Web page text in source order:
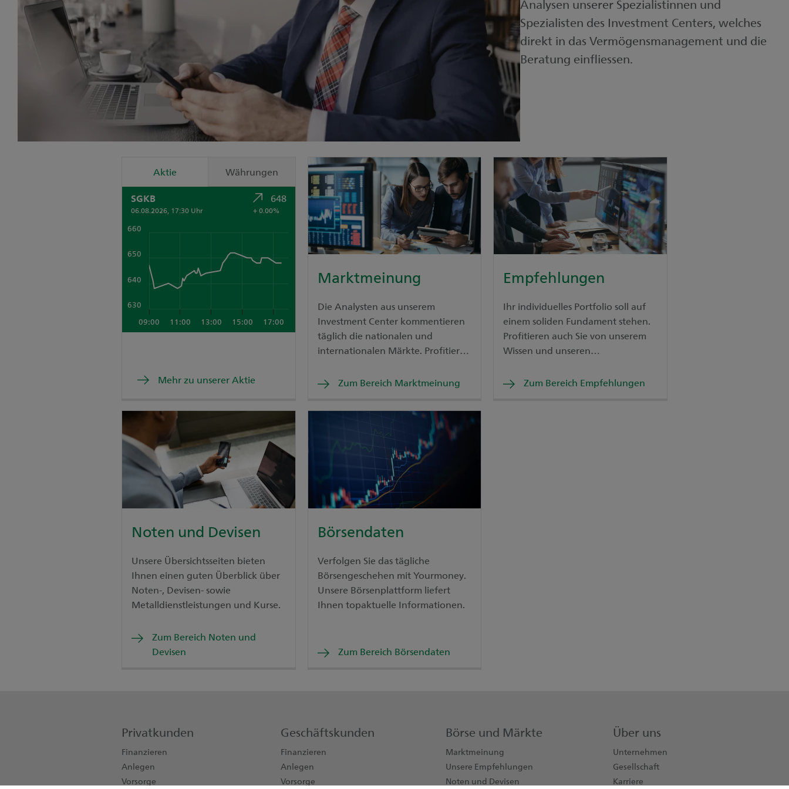
Analysen unserer Spezialistinnen und
Spezialisten des Investment Centers, welches
direkt in das Vermögensmanagement und die
Aktie Währungen
SGKB
06.08.2026, 17:30 Uhr
648
+ 0.00%
09:00 11:00 13:00 15:00 17:00
630
640
650
660
Mehr zu unserer Aktie
Marktmeinung
Die Analysten aus unserem
Investment Center kommentieren
täglich die nationalen und
internationalen Märkte. Profitieren
Zum Bereich Marktmeinung
Empfehlungen
Ihr individuelles Portfolio soll auf
einem soliden Fundament stehen.
Profitieren auch Sie von unserem
Wissen und unseren
Zum Bereich Empfehlungen
Noten und Devisen
Unsere Übersichtsseiten bieten
Ihnen einen guten Überblick über
Noten-, Devisen- sowie
Metalldienstleistungen und Kurse.
Zum Bereich Noten und
Devisen
Börsendaten
Verfolgen Sie das tägliche
Börsengeschehen mit Yourmoney.
Unsere Börsenplattform liefert
Ihnen topaktuelle Informationen.
Zum Bereich Börsendaten
Privatkunden
Finanzieren
Anlegen
Vorsorge
Geschäftskunden
Finanzieren
Anlegen
Vorsorge
Börse und Märkte
Marktmeinung
Unsere Empfehlungen
Noten und Devisen
Über uns
Unternehmen
Gesellschaft
Karriere